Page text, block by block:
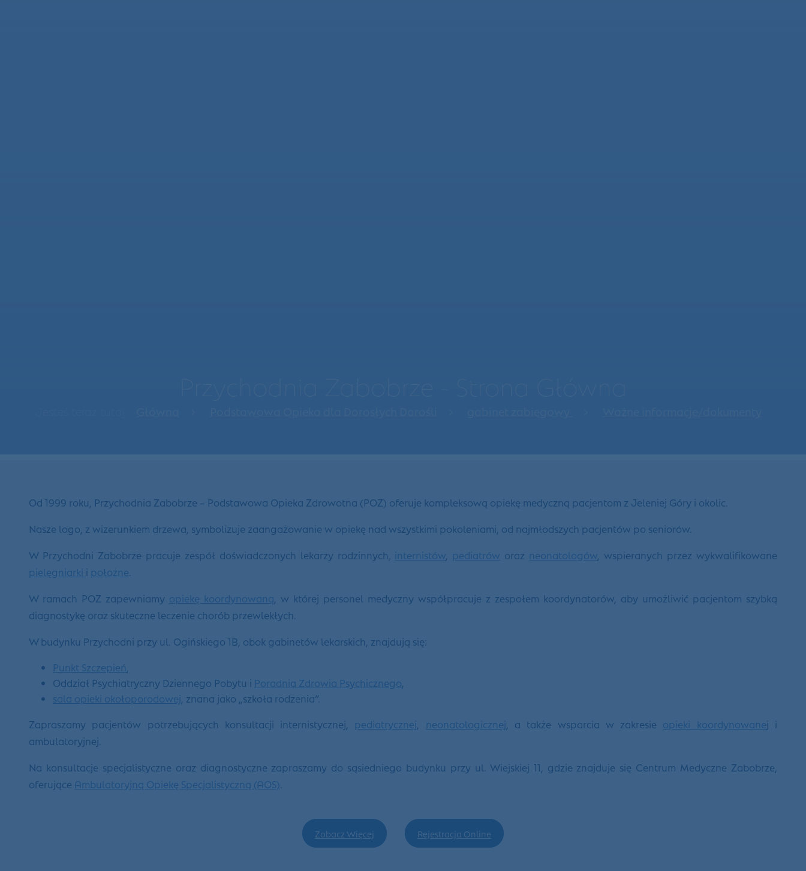
Od 1999 roku, Przychodnia Zabobrze – Podstawowa Opieka Zdrowotna (POZ) oferuje kompleksową opiekę medyczną pacjentom z Jeleniej Góry i okolic.
Nasze logo, z wizerunkiem drzewa, symbolizuje zaangażowanie w opiekę nad wszystkimi pokoleniami, od najmłodszych pacjentów po seniorów.
W Przychodni Zabobrze pracuje zespół doświadczonych lekarzy rodzinnych, internistów pediatrów oraz neonatologów , wspieranych przez wykwalifikowane
pielęgniarki i położne.
W ramach POZ zapewniamy opiekę koordynowaną , w której personel medyczny współpracuje z zespołem koordynatorów, aby umożliwić pacjentom szybką
diagnostykę oraz skuteczne leczenie chorób przewlekłych.
W budynku Przychodni przy ul. Ogińskiego 1B, obok gabinetów lekarskich, znajdują się:
Punkt Szczepień
Oddział Psychiatryczny Dziennego Pobytu i Poradnia Zdrowia Psychicznego
sala opieki okołoporodowej , znana jako „szkoła rodzenia”.
Zapraszamy pacjentów potrzebujących konsultacji internistycznej, pediatrycznej neonatologicznej , a także wsparcia w zakresie opieki koordynowanej i
ambulatoryjnej.
Na konsultacje specjalistyczne oraz diagnostyczne zapraszamy do sąsiedniego budynku przy ul. Wiejskiej 11, gdzie znajduje się Centrum Medyczne Zabobrze,
oferujące Ambulatoryjną Opiekę Specjalistyczną (AOS).
Zobacz Więcej Rejestracja Online